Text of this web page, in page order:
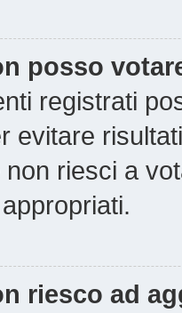
posso
registrati
evitare
riesci a
riesco ad